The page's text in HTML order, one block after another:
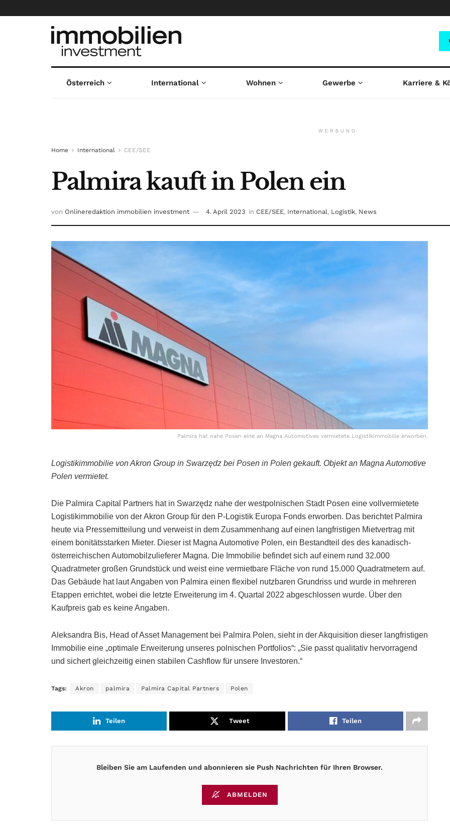
Österreich International Wohnen Gewerbe Karriere &
WERBUNG
Home International CEE/SEE
Palmira kauft in Polen ein
von Onlineredaktion immobilien investment 4. April 2023 in CEE/SEE, International, Logistik, News
Palmira hat nahe Posen eine an Magna Automotives vermietete Logistikimmobilie erworben.
Logistikimmobilie von Akron Group in Swarzędz bei Posen in Polen gekauft. Objekt an Magna Automotive
Polen vermietet.
Die Palmira Capital Partners hat in Swarzędz nahe der westpolnischen Stadt Posen eine vollvermietete
Logistikimmobilie von der Akron Group für den P-Logistik Europa Fonds erworben. Das berichtet Palmira
heute via Pressemitteilung und verweist in dem Zusammenhang auf einen langfristigen Mietvertrag mit
einem bonitätsstarken Mieter. Dieser ist Magna Automotive Polen, ein Bestandteil des des kanadisch-
österreichischen Automobilzulieferer Magna. Die Immobilie befindet sich auf einem rund 32.000
Quadratmeter großen Grundstück und weist eine vermietbare Fläche von rund 15.000 Quadratmetern auf.
Das Gebäude hat laut Angaben von Palmira einen flexibel nutzbaren Grundriss und wurde in mehreren
Etappen errichtet, wobei die letzte Erweiterung im 4. Quartal 2022 abgeschlossen wurde. Über den
Kaufpreis gab es keine Angaben.
Aleksandra Bis, Head of Asset Management bei Palmira Polen, sieht in der Akquisition dieser langfristigen
Immobilie eine „optimale Erweiterung unseres polnischen Portfolios“: „Sie passt qualitativ hervorragend
und sichert gleichzeitig einen stabilen Cashflow für unsere Investoren.“
Tags: Akron palmira Palmira Capital Partners Polen
Teilen Tweet Teilen
Bleiben Sie am Laufenden und abonnieren sie Push Nachrichten für Ihren Browser.
ABMELDEN